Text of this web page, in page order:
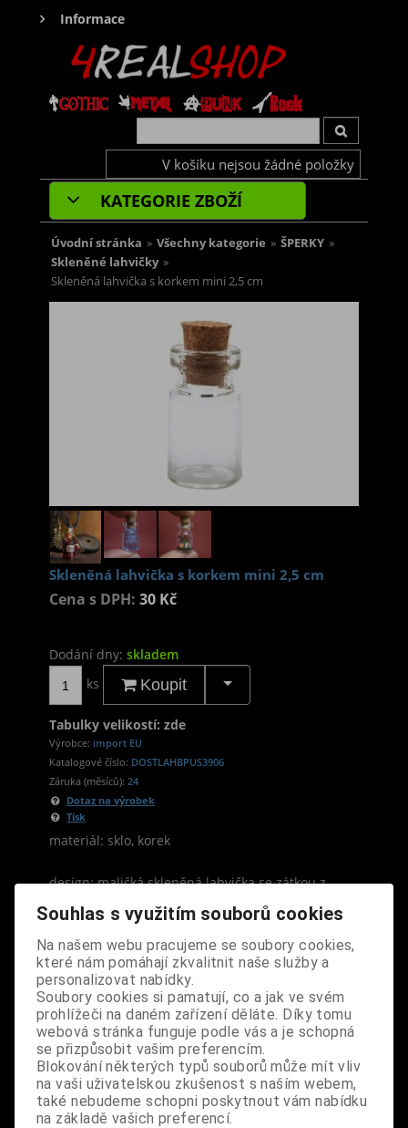
Informace
V košíku nejsou žádné položky
KATEGORIE ZBOŽÍ
Úvodní stránka » Všechny kategorie » ŠPERKY »
Skleněné lahvičky »
Skleněná lahvička s korkem mini 2,5 cm
Skleněná lahvička s korkem mini 2,5 cm
Cena s DPH: 30 Kč
Dodání dny: skladem
ks
Koupit
Tabulky velikostí: zde
Výrobce: import EU
Katalogové číslo: DOSTLAHBPUS3906
Záruka (měsíců): 24
Dotaz na výrobek
Tisk
materiál: sklo, korek
design: maličká skleněná lahvička se zátkou z
korku na přípravu magických šperků, vhodná na
jakoukoli vaší neřest, hříšné požitky, malý dopis,
rostlinky, drobné korálky, jemný písek, úlomky
minerálů či kamínky, 1 ks v balení
rozměry: lahvička výška 2,5 cm, průměr 1,3 cm,
objem 1,5 ml
Odkazy k výrobku
Souhlas s využitím souborů cookies
Na našem webu pracujeme se soubory cookies,
které nám pomáhají zkvalitnit naše služby a
personalizovat nabídky.
Soubory cookies si pamatují, co a jak ve svém
prohlížeči na daném zařízení děláte. Díky tomu
webová stránka funguje podle vás a je schopná
se přizpůsobit vašim preferencím.
Blokování některých typů souborů může mít vliv
na vaši uživatelskou zkušenost s naším webem,
také nebudeme schopni poskytnout vám nabídku
na základě vašich preferencí.